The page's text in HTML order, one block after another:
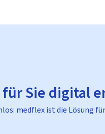
Sie digital
medflex ist die Lösung